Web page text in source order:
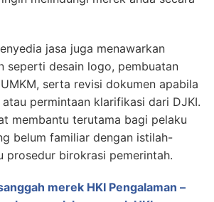
jasa juga menawarkan
seperti desain logo, pembuatan
serta revisi dokumen apabila
permintaan klarifikasi dari DJKI.
membantu terutama bagi pelaku
belum familiar dengan istilah-
prosedur birokrasi pemerintah.
merek HKI Pengalaman –